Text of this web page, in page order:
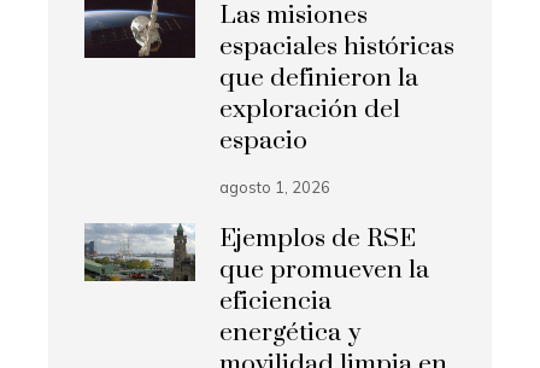
Las misiones
espaciales históricas
que definieron la
exploración del
espacio
agosto 1, 2026
Ejemplos de RSE
que promueven la
eficiencia
energética y